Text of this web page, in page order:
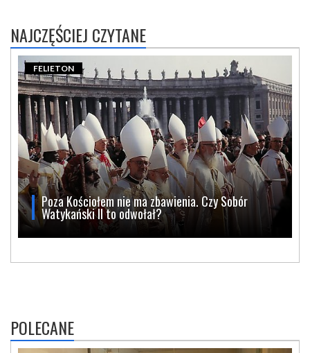
NAJCZĘŚCIEJ CZYTANE
Poza Kościołem nie ma zbawienia. Czy Sobór
Watykański II to odwołał?
FELIETON
POLECANE